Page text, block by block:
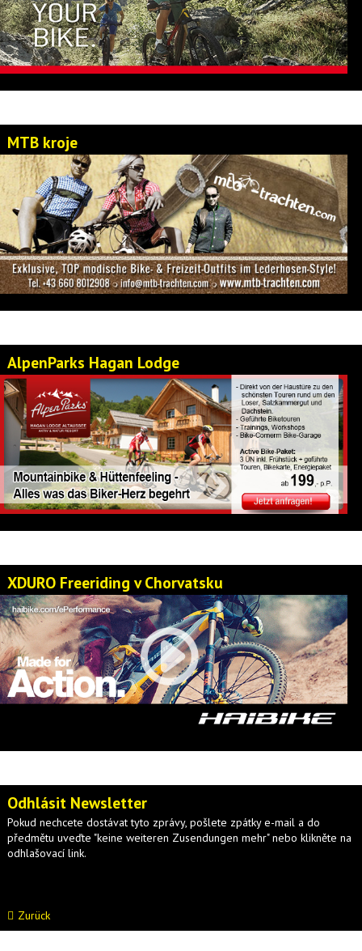
MTB kroje
AlpenParks Hagan Lodge
XDURO Freeriding v Chorvatsku
Odhlásit Newsletter
Pokud nechcete dostávat tyto zprávy, pošlete zpátky e-mail a do
předmětu uveďte "keine weiteren Zusendungen mehr" nebo klikněte na
odhlašovací link.
Zurück